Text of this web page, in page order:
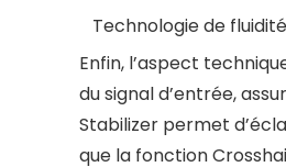
Technologie de fluidité
Enfin, l’aspect
du signal d’entrée,
Stabilizer permet
que la fonction